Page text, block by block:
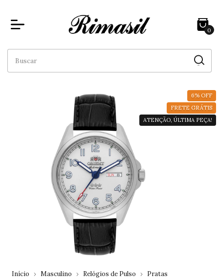
0
6% OFF
FRETE GRÁTIS
ATENÇÃO, ÚLTIMA PEÇA!
Início Masculino Relógios de Pulso Pratas